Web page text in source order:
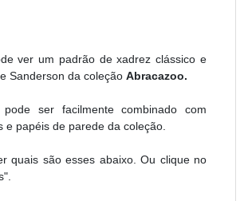
ver um padrão de xadrez clássico e
Sanderson da coleção Abracazoo.
ser facilmente combinado com
e papéis de parede da coleção.
quais são esses abaixo. Ou clique no